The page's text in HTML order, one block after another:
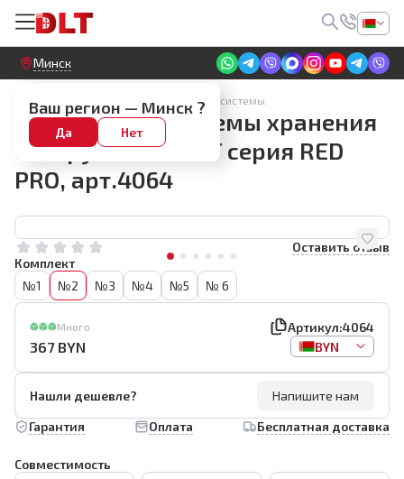
Круглосуточный! Прием заявок на сайте
Минск
Ваш регион — Минск ?
Да Нет
Ящики для инструмента. Модульные системы.
Кейс №2 для системы хранения
инструментов DLT серия RED
PRO, арт.4064
Оставить отзыв
Комплект
№1
№2 №3 №4 №5 № 6
Много Артикул:4064
367 BYN BYN
Нашли дешевле?
Напишите нам
Гарантия
Оплата Бесплатная доставка
Совместимость